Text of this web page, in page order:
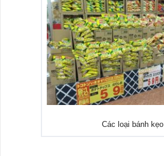
Các loại bánh kẹo